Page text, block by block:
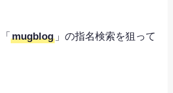
mugblog 」の指名検索を狙って